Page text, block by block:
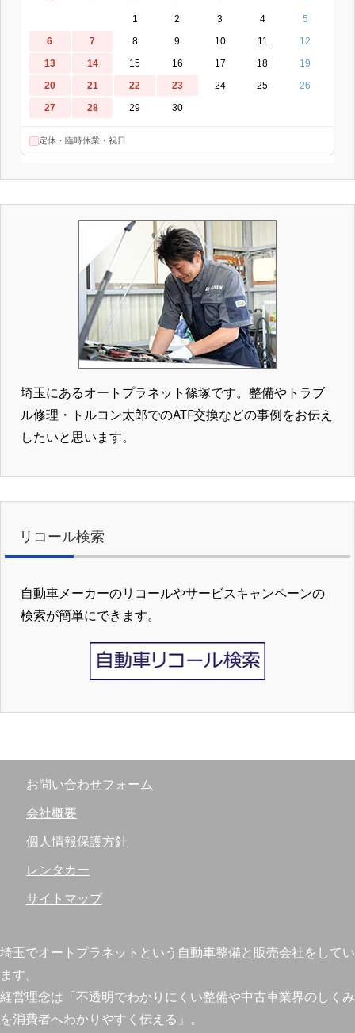
埼玉にあるオートプラネット篠塚です。整備やトラブ
ル修理・トルコン太郎でのATF交換などの事例をお伝え
したいと思います。
リコール検索
自動車メーカーのリコールやサービスキャンペーンの
検索が簡単にできます。
お問い合わせフォーム
会社概要
個人情報保護方針
レンタカー
サイトマップ
埼玉でオートプラネットという自動車整備と販売会社をしてい
ます。
経営理念は「不透明でわかりにくい整備や中古車業界のしくみ
を消費者へわかりやすく伝える」。